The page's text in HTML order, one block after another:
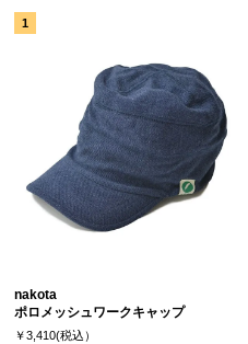
nakota
ポロメッシュワークキャップ
￥3,410(税込）